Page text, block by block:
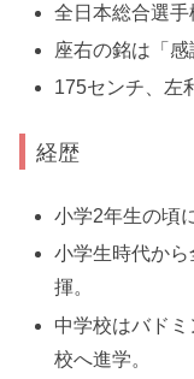
全日本総合選手
座右の銘は「感
175センチ、左
経歴
小学2年生の頃
小学生時代か
揮。
中学校はバド
校へ進学。